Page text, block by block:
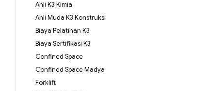
Ahli K3 Kimia
Ahli Muda K3 Konstruksi
Biaya Pelatihan K3
Biaya Sertifikasi K3
Confined Space
Confined Space Madya
Forklift